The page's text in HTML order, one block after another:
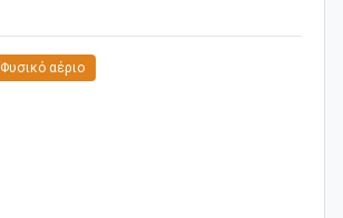
Φυσικό αέριο